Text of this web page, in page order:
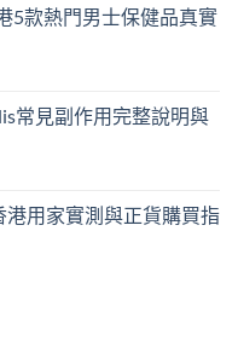
5款熱門男士保健品真實
常見副作用完整說明與
用家實測與正貨購買指